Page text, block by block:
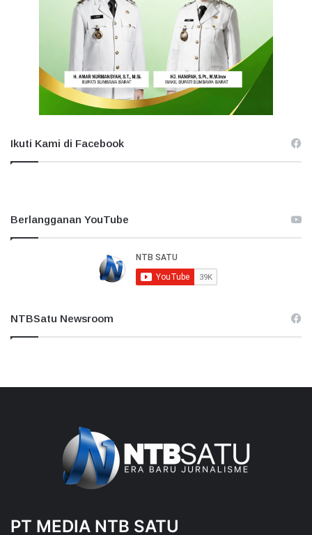
Ikuti Kami di Facebook
Berlangganan YouTube
NTBSatu Newsroom
PT MEDIA NTB SATU